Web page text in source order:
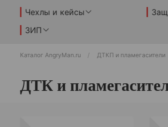
Чехлы и кейсы
ЗИП
Каталог AngryMan.ru ДТКП и пламегасители
ДТК и